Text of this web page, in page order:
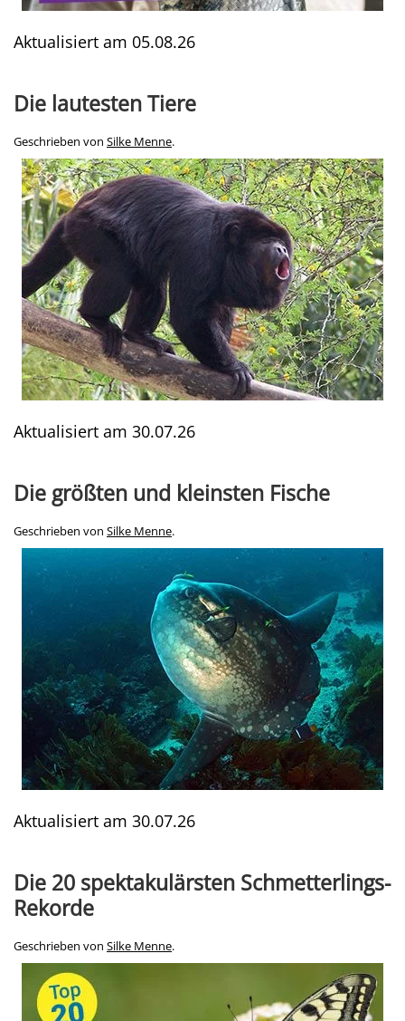
Aktualisiert am 05.08.26
Die lautesten Tiere
Geschrieben von Silke Menne.
Aktualisiert am 30.07.26
Die größten und kleinsten Fische
Geschrieben von Silke Menne.
Aktualisiert am 30.07.26
Die 20 spektakulärsten Schmetterlings-
Rekorde
Geschrieben von Silke Menne.